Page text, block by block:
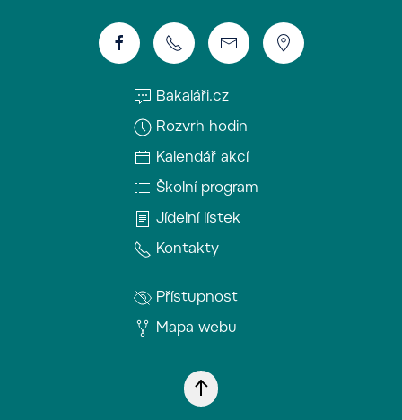
Bakaláři.cz
Rozvrh hodin
Kalendář akcí
Školní program
Jídelní lístek
Kontakty
Přístupnost
Mapa webu